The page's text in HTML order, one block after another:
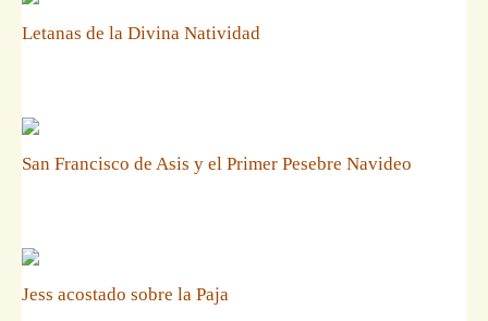
Letanas de la Divina Natividad
San Francisco de Asis y el Primer Pesebre Navideo
Jess acostado sobre la Paja